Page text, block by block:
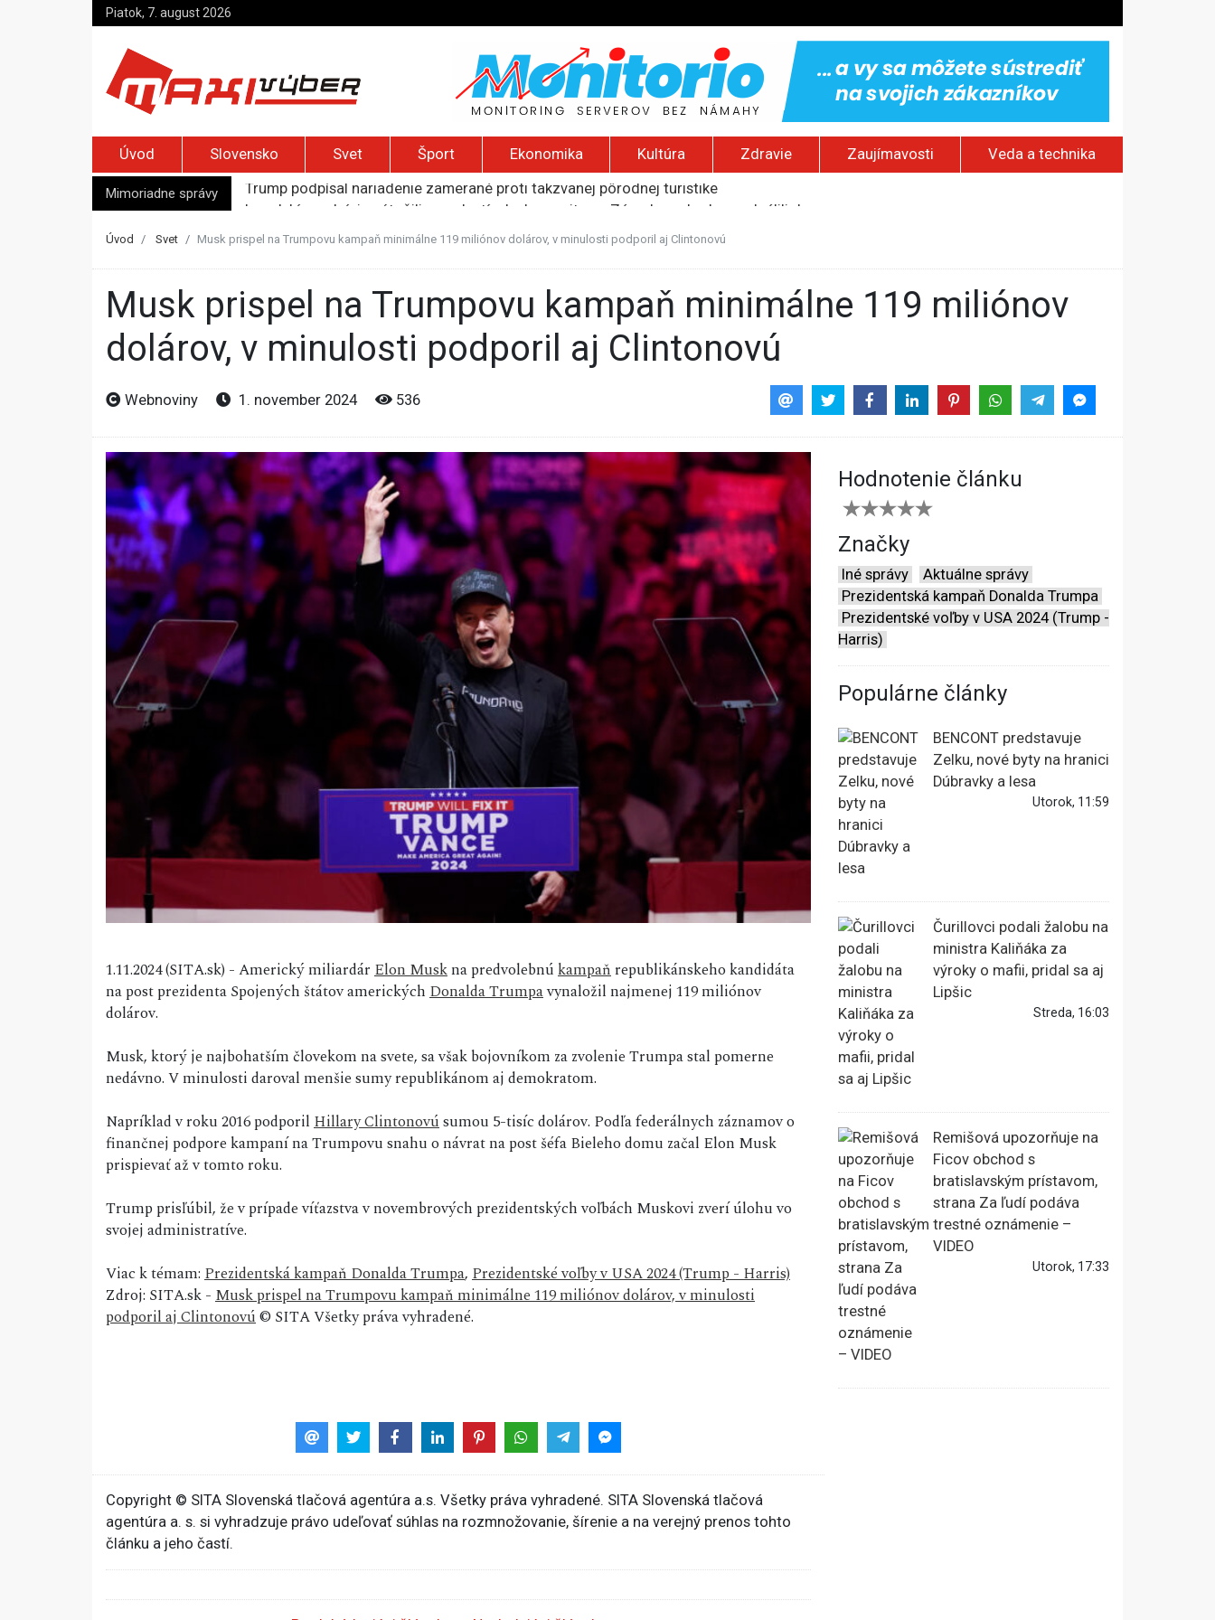
Piatok, 7. august 2026
Úvod Slovensko Svet Šport Ekonomika Kultúra Zdravie Zaujímavosti Veda a technika
Mimoriadne správy
Trump podpísal nariadenie zamerané proti takzvanej pôrodnej turistike
Izraelskí osadníci zaútočili na palestínsku komunitu na Západnom brehu, podpálili domy
Zelenskyj prvýkrát od ruskej invázie navštívi Srbsko, Kyjev ho chce odpútať od Moskvy
Úvod Svet Musk prispel na Trumpovu kampaň minimálne 119 miliónov dolárov, v minulosti podporil aj Clintonovú
Musk prispel na Trumpovu kampaň minimálne 119 miliónov
dolárov, v minulosti podporil aj Clintonovú
Webnoviny 1. november 2024 536
1.11.2024 (SITA.sk) - Americký miliardárElon Muskna predvolebnúkampaňrepublikánskeho kandidáta
na post prezidenta Spojených štátov americkýchDonalda Trumpavynaložil najmenej 119 miliónov
dolárov.
Musk, ktorý je najbohatším človekom na svete, sa však bojovníkom za zvolenie Trumpa stal pomerne
nedávno. V minulosti daroval menšie ​​sumy republikánom aj demokratom.
Napríklad v roku 2016 podporilHillary Clintonovúsumou 5-tisíc dolárov. Podľa federálnych záznamov o
finančnej podpore kampaní na Trumpovu snahu o návrat na post šéfa Bieleho domu začal Elon Musk
prispievať až v tomto roku.
Trump prisľúbil, že v prípade víťazstva v novembrových prezidentských voľbách Muskovi zverí úlohu vo
svojej administratíve.
Viac k témam:Prezidentská kampaň Donalda Trumpa,Prezidentské voľby v USA 2024 (Trump - Harris)
Zdroj: SITA.sk -Musk prispel na Trumpovu kampaň minimálne 119 miliónov dolárov, v minulosti
podporil aj Clintonovú© SITA Všetky práva vyhradené.
Hodnotenie článku
Značky
Iné správy
Aktuálne správy
Prezidentská kampaň Donalda Trumpa
Prezidentské voľby v USA 2024 (Trump -
Harris)
Populárne články
BENCONT predstavuje
Zelku, nové byty na hranici
Dúbravky a lesa
Utorok, 11:59
Čurillovci podali žalobu na
ministra Kaliňáka za
výroky o mafii, pridal sa aj
Lipšic
Streda, 16:03
Remišová upozorňuje na
Ficov obchod s
bratislavským prístavom,
strana Za ľudí podáva
trestné oznámenie –
VIDEO
Utorok, 17:33
Copyright © SITA Slovenská tlačová agentúra a.s. Všetky práva vyhradené. SITA Slovenská tlačová
agentúra a. s. si vyhradzuje právo udeľovať súhlas na rozmnožovanie, šírenie a na verejný prenos tohto
článku a jeho častí.